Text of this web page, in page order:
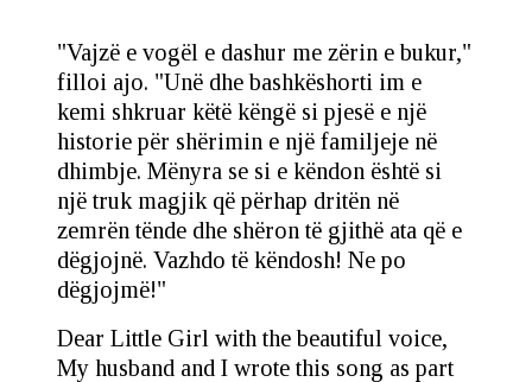
"Vajzë e vogël e dashur me zërin e bukur,"
filloi ajo. "Unë dhe bashkëshorti im e
kemi shkruar këtë këngë si pjesë e një
historie për shërimin e një familjeje në
dhimbje. Mënyra se si e këndon është si
një truk magjik që përhap dritën në
zemrën tënde dhe shëron të gjithë ata që e
dëgjojnë. Vazhdo të këndosh! Ne po
dëgjojmë!"
Dear Little Girl with the beautiful voice,
My husband and I wrote this song as part